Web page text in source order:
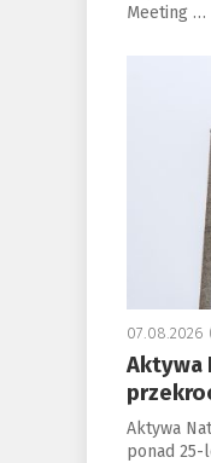
Meeting …
07.08.2026
Aktywa
Aktywa
ponad